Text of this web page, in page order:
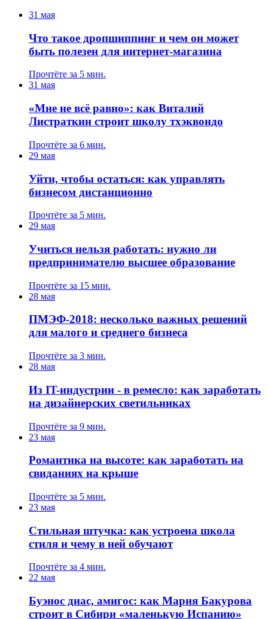
31 мая
Что такое дропшиппинг и чем он может
быть полезен для интернет-магазина
Прочтёте за 5 мин.
31 мая
«Мне не всё равно»: как Виталий
Листраткин строит школу тхэквондо
Прочтёте за 6 мин.
29 мая
Уйти, чтобы остаться: как управлять
бизнесом дистанционно
Прочтёте за 5 мин.
29 мая
Учиться нельзя работать: нужно ли
предпринимателю высшее образование
Прочтёте за 15 мин.
28 мая
ПМЭФ-2018: несколько важных решений
для малого и среднего бизнеса
Прочтёте за 3 мин.
28 мая
Из IT-индустрии - в ремесло: как заработать
на дизайнерских светильниках
Прочтёте за 9 мин.
23 мая
Романтика на высоте: как заработать на
свиданиях на крыше
Прочтёте за 5 мин.
23 мая
Стильная штучка: как устроена школа
стиля и чему в ней обучают
Прочтёте за 4 мин.
22 мая
Буэнос диас, амигос: как Мария Бакурова
строит в Сибири «маленькую Испанию»